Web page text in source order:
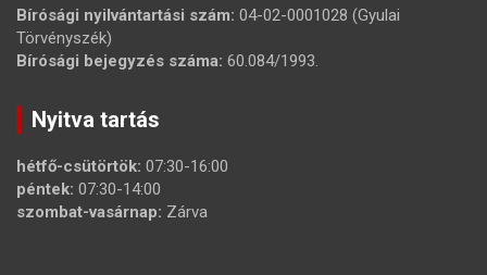
Bírósági nyilvántartási szám: 04-02-0001028 (Gyulai
Törvényszék)
Bírósági bejegyzés száma: 60.084/1993.
Nyitva tartás
hétfő-csütörtök: 07:30-16:00
péntek: 07:30-14:00
szombat-vasárnap: Zárva